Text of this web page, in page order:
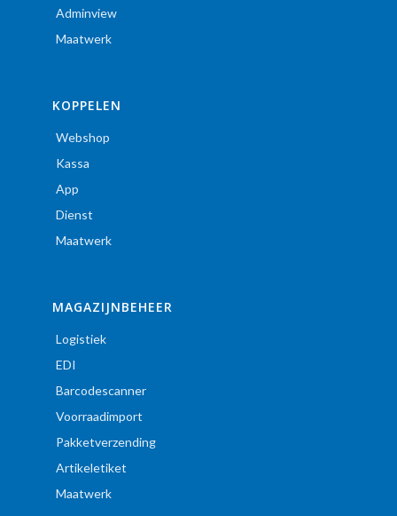
Adminview
Maatwerk
KOPPELEN
Webshop
Kassa
App
Dienst
Maatwerk
MAGAZIJNBEHEER
Logistiek
EDI
Barcodescanner
Voorraadimport
Pakketverzending
Artikeletiket
Maatwerk